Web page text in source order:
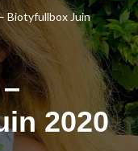
Biotyfullbox Juin
2020